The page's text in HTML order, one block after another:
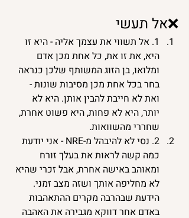
❌אל תעשי
1. אל תשווי את עצמך אליה - היא זו
היא, את זו את, כל אחת מכן אדם
ומלואו, בן הזוג המשותף שלכן כנראה
בחר בכל אחת מכן מסיבות שונות -
ואת לא חייבת להבין אותן. היא לא
יותר, היא לא פחות, היא פשוט אחרת,
שחררי מהשוואות.
2. נסי לא להיבהל מ-NRE - אני יודעת
כמה קשה לראות את בעלך זורח
ומאוהב באישה אחרת, אבל זכרי שהיא
לא מחליפה אותך ושזה מצב זמני.
הידעת שבהרבה מקרים ההתאהבות
באדם אחר דווקא מגבירה את האהבה